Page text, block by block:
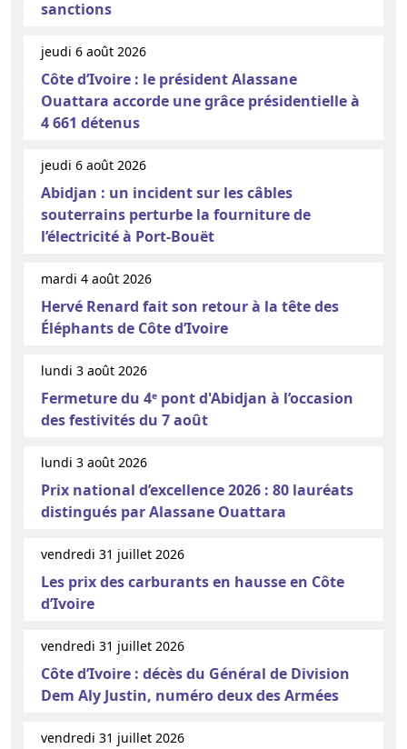
sanctions
jeudi 6 août 2026
Côte d’Ivoire : le président Alassane
Ouattara accorde une grâce présidentielle à
4 661 détenus
jeudi 6 août 2026
Abidjan : un incident sur les câbles
souterrains perturbe la fourniture de
l’électricité à Port-Bouët
mardi 4 août 2026
Hervé Renard fait son retour à la tête des
Éléphants de Côte d’Ivoire
lundi 3 août 2026
Fermeture du 4ᵉ pont d'Abidjan à l’occasion
des festivités du 7 août
lundi 3 août 2026
Prix national d’excellence 2026 : 80 lauréats
distingués par Alassane Ouattara
vendredi 31 juillet 2026
Les prix des carburants en hausse en Côte
d’Ivoire
vendredi 31 juillet 2026
Côte d’Ivoire : décès du Général de Division
Dem Aly Justin, numéro deux des Armées
vendredi 31 juillet 2026